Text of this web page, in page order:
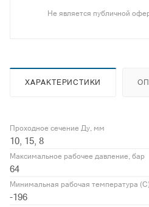
Не является публичной
ХАРАКТЕРИСТИКИ
Проходное сечение Ду, мм
10, 15, 8
Максимальное рабочее давление, бар
64
Минимальная рабочая температура
-196